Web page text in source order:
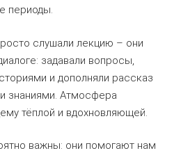
периоды.
слушали лекцию – они
задавали вопросы,
и дополняли рассказ
знаниями. Атмосфера
тёплой и вдохновляющей.
важны: они помогают нам